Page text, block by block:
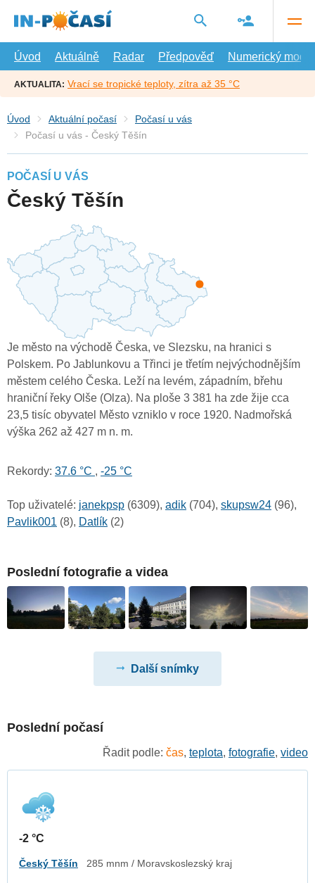
hlavní
Úvod
Aktuálně Radar Předpověď Numerický model
AKTUALITA: Vrací se tropické teploty, zítra až 35 °C
Úvod Aktuální počasí
Počasí u vás
Počasí u vás - Český Těšín
POČASÍ U VÁS
Český Těšín
Je město na východě Česka, ve Slezsku, na hranici s
Polskem. Po Jablunkovu a Třinci je třetím nejvýchodnějším
městem celého Česka. Leží na levém, západním, břehu
hraniční řeky Olše (Olza). Na ploše 3 381 ha zde žije cca
23,5 tisíc obyvatel Město vzniklo v roce 1920. Nadmořská
výška 262 až 427 m n. m.
Rekordy: 37.6 °C , -25 °C
Top uživatelé: janekpsp (6309), adik (704), skupsw24 (96),
Pavlik001 (8), Datlík (2)
Poslední fotografie a videa
Další snímky
Poslední počasí
Řadit podle: čas, teplota, fotografie, video
-2 °C
Český Těšín 285 mnm / Moravskoslezský kraj